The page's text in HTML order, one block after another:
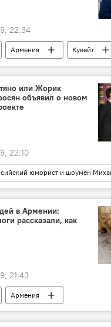
22:34
Армения Кувейт
или Жорик
объявил о новом
22:10
Армения
Россия
Гарик Мартиросян
юморист
проект
в Армении:
рассказали, как
21:43
Армения